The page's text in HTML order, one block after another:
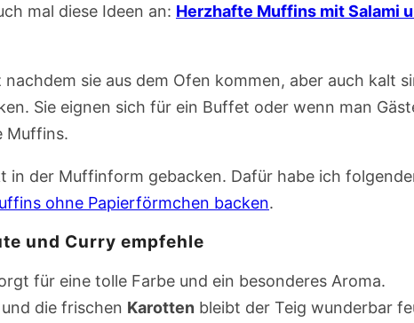
mal diese Ideen an: Herzhafte Muffins mit Salami
sie aus dem Ofen kommen, aber auch kalt
Sie eignen sich für ein Buffet oder wenn man
Muffins.
der Muffinform gebacken. Dafür habe ich
ohne Papierförmchen backen.
und Curry empfehle
für eine tolle Farbe und ein besonderes Aroma.
die frischen Karotten bleibt der Teig wunderbar